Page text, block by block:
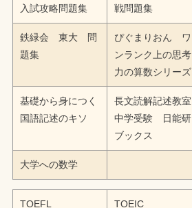
入試攻略問題集
戦問題集
鉄緑会 東大 問
題集
ぴぐまりおん ワ
ンランク上の思考
力の算数シリーズ
基礎から身につく
国語記述のキソ
長文読解記述教室
中学受験 日能研
ブックス
大学への数学
TOEFL TOEIC